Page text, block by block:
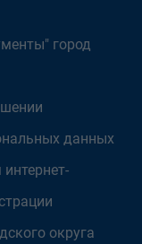
город
данных
округа